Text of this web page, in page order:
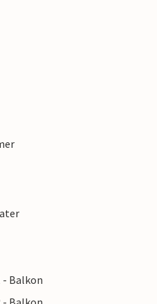
- Balkon